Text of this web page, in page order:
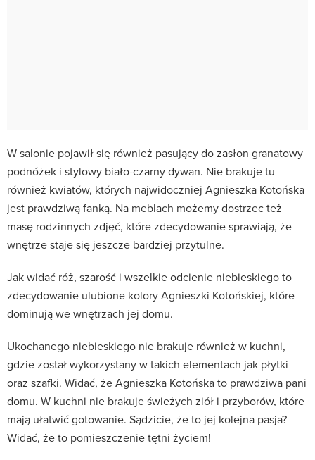
W salonie pojawił się również pasujący do zasłon granatowy
podnóżek i stylowy biało-czarny dywan. Nie brakuje tu
również kwiatów, których najwidoczniej Agnieszka Kotońska
jest prawdziwą fanką. Na meblach możemy dostrzec też
masę rodzinnych zdjęć, które zdecydowanie sprawiają, że
wnętrze staje się jeszcze bardziej przytulne.
Jak widać róż, szarość i wszelkie odcienie niebieskiego to
zdecydowanie ulubione kolory Agnieszki Kotońskiej, które
dominują we wnętrzach jej domu.
Ukochanego niebieskiego nie brakuje również w kuchni,
gdzie został wykorzystany w takich elementach jak płytki
oraz szafki. Widać, że Agnieszka Kotońska to prawdziwa pani
domu. W kuchni nie brakuje świeżych ziół i przyborów, które
mają ułatwić gotowanie. Sądzicie, że to jej kolejna pasja?
Widać, że to pomieszczenie tętni życiem!